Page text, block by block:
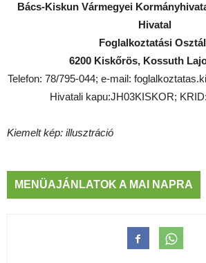
Bács-Kiskun Vármegyei
Hivatal
Foglalkoztatási
6200 Kiskőrös, Kossuth
Telefon: 78/795-044; e-mail:
Hivatali kapu:JH03KISKOR;
Kiemelt kép: illusztráció
MENÜAJÁNLATOK A MAI NAPRA